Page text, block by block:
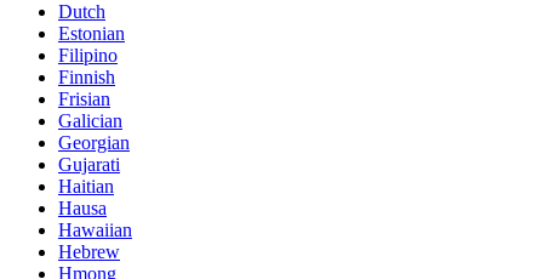
Dutch
Estonian
Filipino
Finnish
Frisian
Galician
Georgian
Gujarati
Haitian
Hausa
Hawaiian
Hebrew
Hmong